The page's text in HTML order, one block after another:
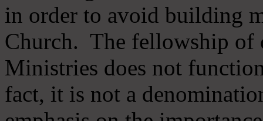
in order to avoid building
Church. The fellowship of
Ministries does not
fact, it is not a